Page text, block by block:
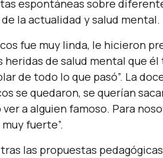
espontáneas sobre
la actualidad y salud mental.
fue muy linda, le hicieron
de salud mental que
de todo lo que pasó”. La
se quedaron, se querían
a alguien famoso. Para
fuerte”.
las propuestas